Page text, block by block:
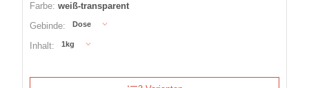
Farbe: weiß-transparent
Gebinde:
Dose
Inhalt: 1kg